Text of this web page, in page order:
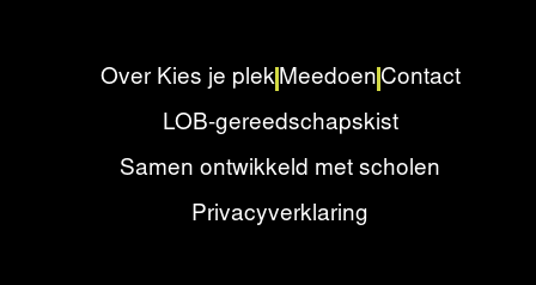
Over Kies je plek Meedoen Contact
LOB-gereedschapskist
Samen ontwikkeld met scholen
Privacyverklaring